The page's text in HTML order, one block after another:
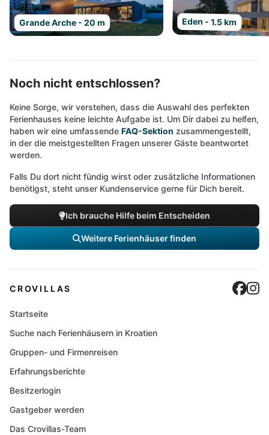
Grande Arche - 20 m Eden - 1.5 km
Noch nicht entschlossen?
Keine Sorge, wir verstehen, dass die Auswahl des perfekten
Ferienhauses keine leichte Aufgabe ist. Um Dir dabei zu helfen,
haben wir eine umfassende FAQ-Sektion zusammengestellt,
in der die meistgestellten Fragen unserer Gäste beantwortet
werden.
Falls Du dort nicht fündig wirst oder zusätzliche Informationen
benötigst, steht unser Kundenservice gerne für Dich bereit.
Ich brauche Hilfe beim Entscheiden
Weitere Ferienhäuser finden
CROVILLAS
Startseite
Suche nach Ferienhäusern in Kroatien
Gruppen- und Firmenreisen
Erfahrungsberichte
Besitzerlogin
Gastgeber werden
Das Crovillas-Team